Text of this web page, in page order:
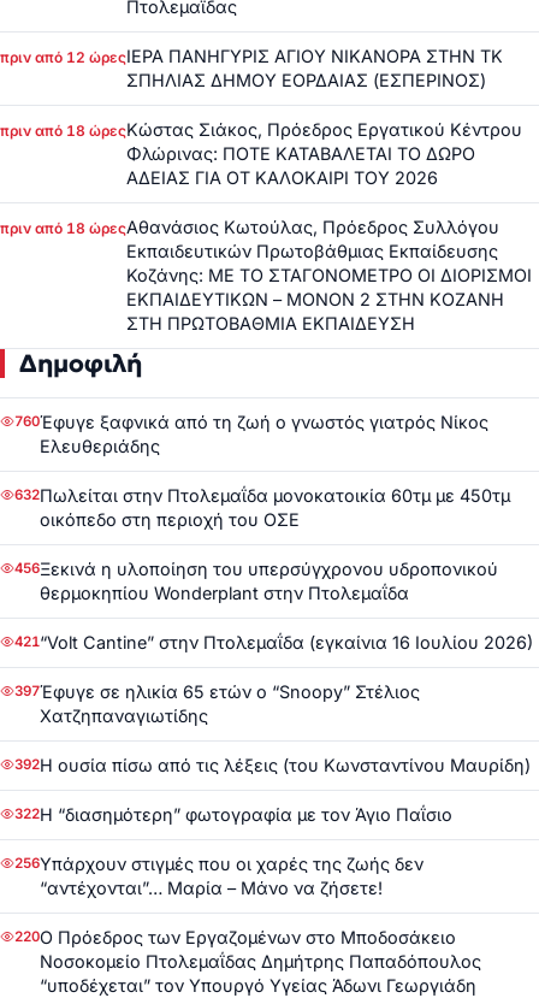
Πτολεμαΐδας
πριν από 12 ώρεςΙΕΡΑ ΠΑΝΗΓΥΡΙΣ ΑΓΙΟΥ ΝΙΚΑΝΟΡΑ ΣΤΗΝ ΤΚ
ΣΠΗΛΙΑΣ ΔΗΜΟΥ ΕΟΡΔΑΙΑΣ (ΕΣΠΕΡΙΝΟΣ)
πριν από 18 ώρεςΚώστας Σιάκος, Πρόεδρος Εργατικού Κέντρου
Φλώρινας: ΠΟΤΕ ΚΑΤΑΒΑΛΕΤΑΙ ΤΟ ΔΩΡΟ
ΑΔΕΙΑΣ ΓΙΑ ΟΤ ΚΑΛΟΚΑΙΡΙ ΤΟΥ 2026
πριν από 18 ώρεςΑθανάσιος Κωτούλας, Πρόεδρος Συλλόγου
Εκπαιδευτικών Πρωτοβάθμιας Εκπαίδευσης
Κοζάνης: ΜΕ ΤΟ ΣΤΑΓΟΝΟΜΕΤΡΟ ΟΙ ΔΙΟΡΙΣΜΟΙ
ΕΚΠΑΙΔΕΥΤΙΚΩΝ – ΜΟΝΟΝ 2 ΣΤΗΝ ΚΟΖΑΝΗ
ΣΤΗ ΠΡΩΤΟΒΑΘΜΙΑ ΕΚΠΑΙΔΕΥΣΗ
Δημοφιλή
760Έφυγε ξαφνικά από τη ζωή ο γνωστός γιατρός Νίκος
Ελευθεριάδης
632Πωλείται στην Πτολεμαΐδα μονοκατοικία 60τμ με 450τμ
οικόπεδο στη περιοχή του ΟΣΕ
456Ξεκινά η υλοποίηση του υπερσύγχρονου υδροπονικού
θερμοκηπίου Wonderplant στην Πτολεμαΐδα
421“Volt Cantine” στην Πτολεμαΐδα (εγκαίνια 16 Ιουλίου 2026)
397Έφυγε σε ηλικία 65 ετών ο “Snoopy” Στέλιος
Χατζηπαναγιωτίδης
392Η ουσία πίσω από τις λέξεις (του Κωνσταντίνου Μαυρίδη)
322Η “διασημότερη” φωτογραφία με τον Άγιο Παΐσιο
256Υπάρχουν στιγμές που οι χαρές της ζωής δεν
“αντέχονται”… Μαρία – Μάνο να ζήσετε!
220Ο Πρόεδρος των Εργαζομένων στο Μποδοσάκειο
Νοσοκομείο Πτολεμαΐδας Δημήτρης Παπαδόπουλος
“υποδέχεται” τον Υπουργό Υγείας Άδωνι Γεωργιάδη